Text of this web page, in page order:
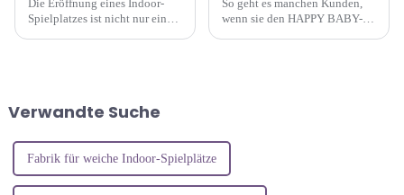
Die Eröffnung eines Indoor-
Spielplatzes ist nicht nur eine
insbesondere Kinder, und
So geht es manchen Kunden,
wenn sie den HAPPY BABY-
Verwandte Suche
Fabrik für weiche Indoor-Spielplätze